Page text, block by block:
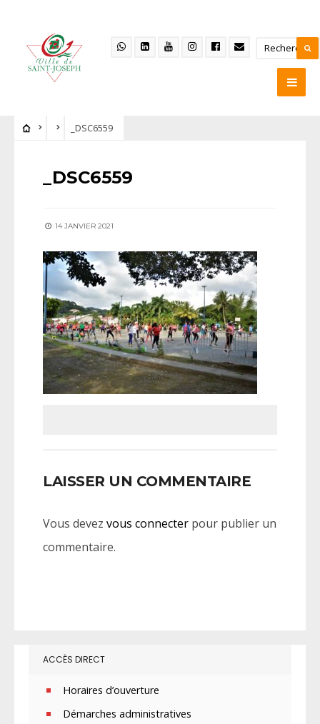
_DSC6559
_DSC6559
14 JANVIER 2021
LAISSER UN COMMENTAIRE
Vous devez vous connecter pour publier un
commentaire.
ACCÈS DIRECT
Horaires d’ouverture
Démarches administratives